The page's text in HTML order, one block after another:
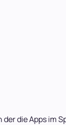
die Apps im